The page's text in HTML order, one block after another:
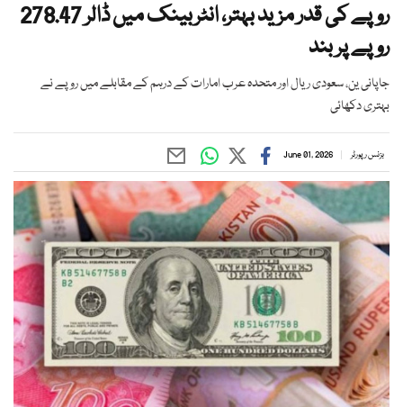
روپے کی قدر مزید بہتر، انٹربینک میں ڈالر 278.47
روپے پر بند
جاپانی ین، سعودی ریال اور متحدہ عرب امارات کے درہم کے مقابلے میں روپے نے
بہتری دکھائی
بزنس رپورٹر June 01, 2026